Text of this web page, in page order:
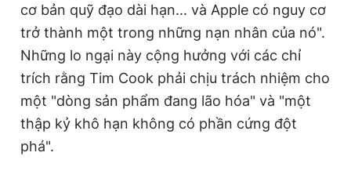
cơ bản quỹ đạo dài hạn... và Apple có nguy cơ
trở thành một trong những nạn nhân của nó".
Những lo ngại này cộng hưởng với các chỉ
trích rằng Tim Cook phải chịu trách nhiệm cho
một "dòng sản phẩm đang lão hóa" và "một
thập kỷ khô hạn không có phần cứng đột
phá".